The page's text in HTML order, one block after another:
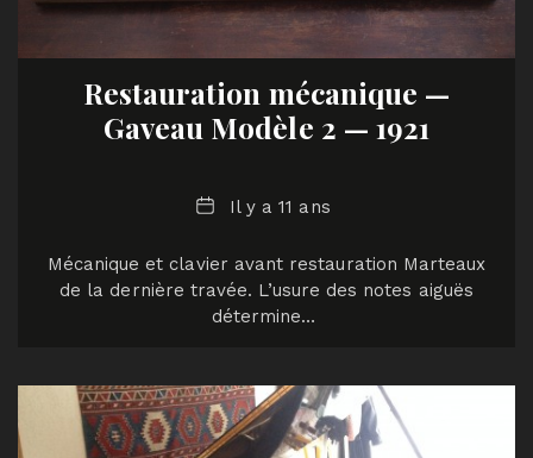
Restauration mécanique —
Gaveau Modèle 2 — 1921
DateIl y a 11 ans
Mécanique et clavier avant restauration Marteaux
de la dernière travée. L’usure des notes aiguës
détermine…